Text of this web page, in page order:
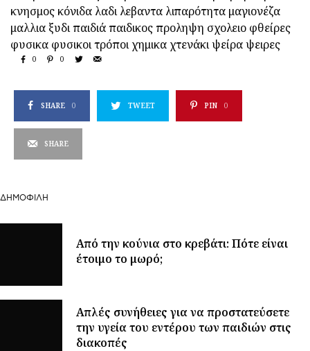
κνησμος κόνιδα λαδι λεβαντα λιπαρότητα μαγιονέζα
μαλλια ξυδιπαιδιάπαιδικοςπροληψη σχολειο φθείρες
φυσικα φυσικοι τρόποιχημικαχτενάκιψείραψειρες
0 0
SHARE 0 TWEET PIN 0
SHARE
ΔΗΜΟΦΙΛΉ
Από την κούνια στο κρεβάτι: Πότε είναι
έτοιμο το μωρό;
Απλές συνήθειες για να προστατεύσετε
την υγεία του εντέρου των παιδιών στις
διακοπές